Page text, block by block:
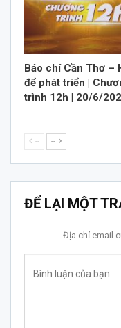
Báo chí Cần Thơ –
để phát triển |
trình 12h | 20/6/
-- --
ĐỂ LẠI MỘT
Địa chỉ email